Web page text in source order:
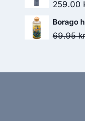
259.00
Borago
69.95